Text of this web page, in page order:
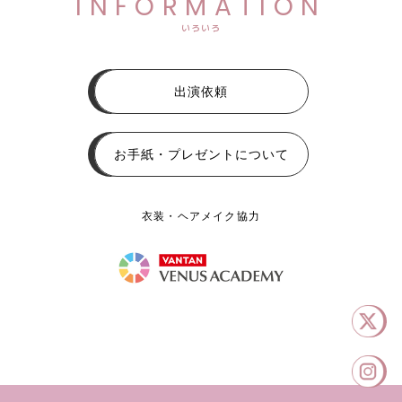
いろいろ
出演依頼
お手紙・プレゼントについて
衣装・ヘアメイク協力